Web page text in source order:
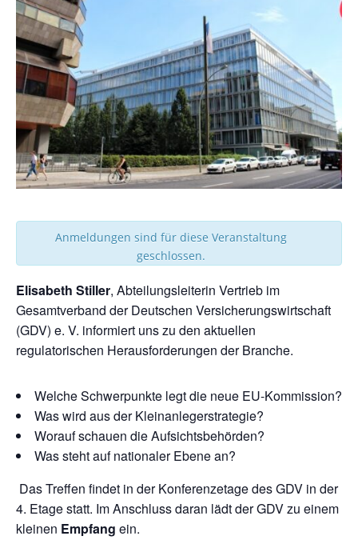
Anmeldungen sind für diese Veranstaltung
geschlossen.
Elisabeth Stiller, Abteilungsleiterin Vertrieb im
Gesamtverband der Deutschen Versicherungswirtschaft
(GDV) e. V. informiert uns zu den aktuellen
regulatorischen Herausforderungen der Branche.
Welche Schwerpunkte legt die neue EU-Kommission?
Was wird aus der Kleinanlegerstrategie?
Worauf schauen die Aufsichtsbehörden?
Was steht auf nationaler Ebene an?
Das Treffen findet in der Konferenzetage des GDV in der
4. Etage statt. Im Anschluss daran lädt der GDV zu einem
kleinen Empfang ein.